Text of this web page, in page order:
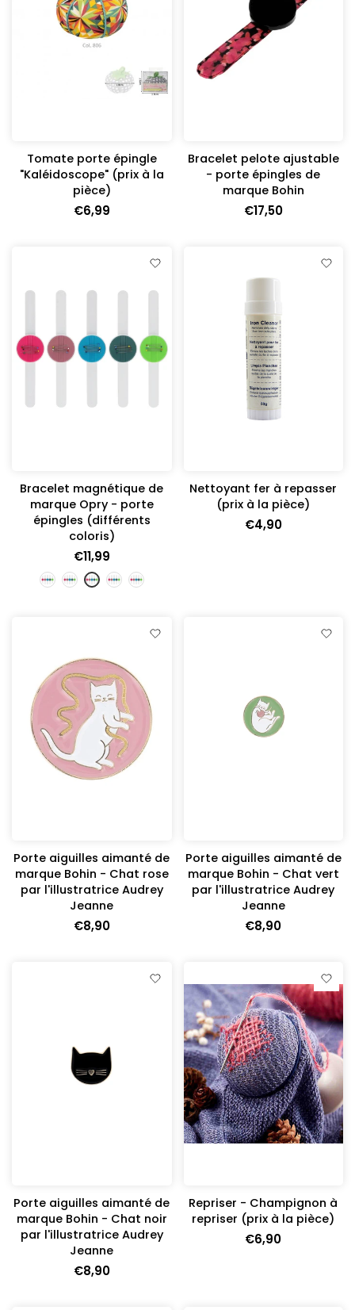
Tomate porte épingle
"Kaléidoscope" (prix à la
pièce)
€6,99
Bracelet pelote ajustable
- porte épingles de
marque Bohin
€17,50
Bracelet magnétique de
marque Opry - porte
épingles (différents
coloris)
€11,99
Nettoyant fer à repasser
(prix à la pièce)
€4,90
Porte aiguilles aimanté de
marque Bohin - Chat rose
par l'illustratrice Audrey
Jeanne
€8,90
Porte aiguilles aimanté de
marque Bohin - Chat vert
par l'illustratrice Audrey
Jeanne
€8,90
Porte aiguilles aimanté de
marque Bohin - Chat noir
par l'illustratrice Audrey
Jeanne
€8,90
Repriser - Champignon à
repriser (prix à la pièce)
€6,90